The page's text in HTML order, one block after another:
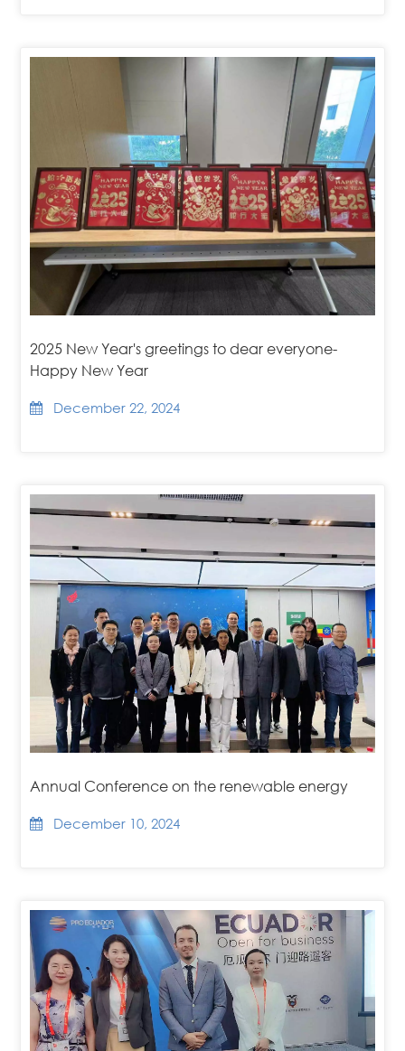
2025 New Year's greetings to dear everyone-
Happy New Year
December 22, 2024
Annual Conference on the renewable energy
December 10, 2024